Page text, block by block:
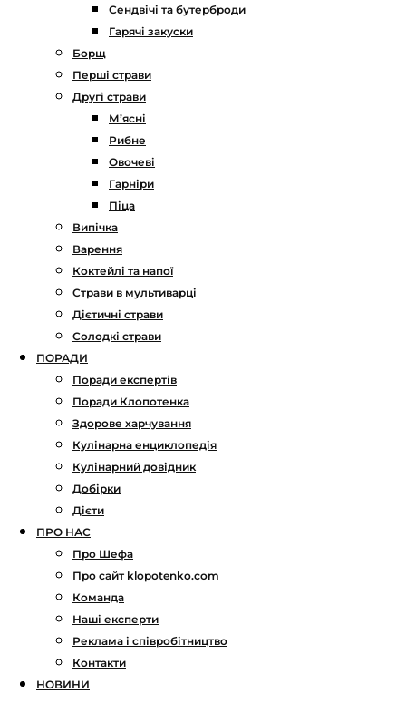
Сендвічі та бутерброди
Гарячі закуски
Борщ
Перші страви
Другі страви
М’ясні
Рибне
Овочеві
Гарніри
Піца
Випічка
Варення
Коктейлі та напої
Страви в мультиварці
Дієтичні страви
Солодкі страви
ПОРАДИ
Поради експертів
Поради Клопотенка
Здорове харчування
Кулінарна енциклопедія
Кулінарний довідник
Добірки
Дієти
ПРО НАС
Про Шефа
Про сайт klopotenko.com
Команда
Наші експерти
Реклама і співробітництво
Контакти
НОВИНИ